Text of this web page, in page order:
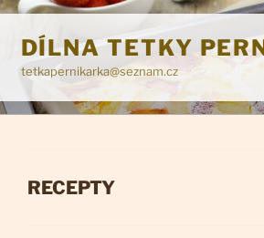
Přejít
obsahu
webu
DÍLNA TETKY
tetkapernikarka@seznam.cz
RUBRIKY
RECEPTY